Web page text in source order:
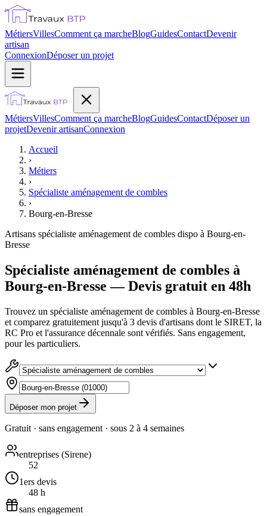
MétiersVillesComment ça marcheBlogGuidesContactDevenir
artisan
ConnexionDéposer un projet
MétiersVillesComment ça marcheBlogGuidesContactDéposer un
projetDevenir artisanConnexion
Accueil
›
Métiers
›
Spécialiste aménagement de combles
›
Bourg-en-Bresse
Artisans spécialiste aménagement de combles dispo à Bourg-en-
Bresse
Spécialiste aménagement de combles à
Bourg-en-Bresse — Devis gratuit en 48h
Trouvez un spécialiste aménagement de combles à Bourg-en-Bresse
et comparez gratuitement jusqu'à 3 devis d'artisans dont le SIRET, la
RC Pro et l'assurance décennale sont vérifiés. Sans engagement,
pour les particuliers.
Déposer mon projet
Gratuit · sans engagement · sous 2 à 4 semaines
entreprises (Sirene)
52
1ers devis
48 h
sans engagement